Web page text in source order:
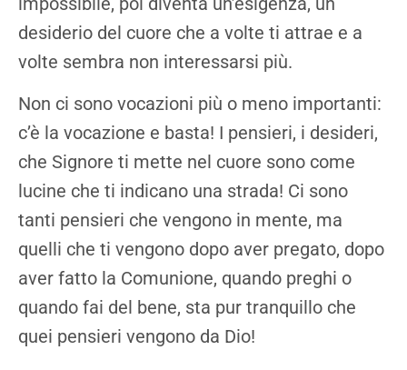
desiderio del cuore che a volte ti attrae e a
volte sembra non interessarsi più.
Non ci sono vocazioni più o meno importanti:
c’è la vocazione e basta! I pensieri, i desideri,
che Signore ti mette nel cuore sono come
lucine che ti indicano una strada! Ci sono
tanti pensieri che vengono in mente, ma
quelli che ti vengono dopo aver pregato, dopo
aver fatto la Comunione, quando preghi o
quando fai del bene, sta pur tranquillo che
quei pensieri vengono da Dio!